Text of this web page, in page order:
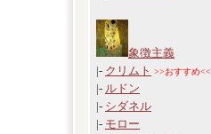
象徴主義
|- クリムト >>おすすめ<<
|- ルドン
|- シダネル
|- モロー